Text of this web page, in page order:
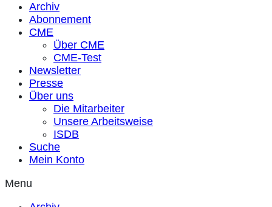
Archiv
Abonnement
CME
Über CME
CME-Test
Newsletter
Presse
Über uns
Die Mitarbeiter
Unsere Arbeitsweise
ISDB
Suche
Mein Konto
Menu